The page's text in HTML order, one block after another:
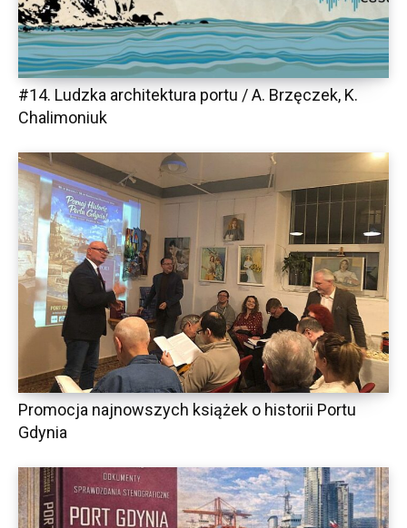
#14. Ludzka architektura portu / A. Brzęczek, K.
Chalimoniuk
Promocja najnowszych książek o historii Portu
Gdynia